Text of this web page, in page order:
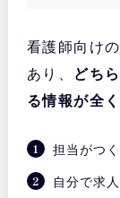
看護師向け
あり、
どち
る情報が全
担当がつく
自分で求